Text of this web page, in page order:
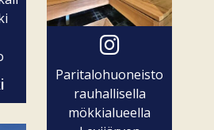
Paritalohuoneisto
rauhallisella
mökkialueella